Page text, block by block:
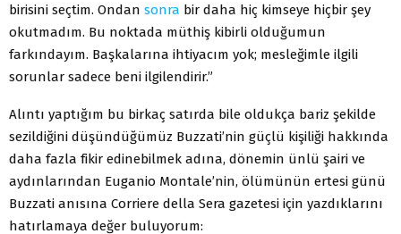
birisini seçtim. Ondan sonra bir daha hiç kimseye hiçbir şey
okutmadım. Bu noktada müthiş kibirli olduğumun
farkındayım. Başkalarına ihtiyacım yok; mesleğimle ilgili
sorunlar sadece beni ilgilendirir.”
Alıntı yaptığım bu birkaç satırda bile oldukça bariz şekilde
sezildiğini düşündüğümüz Buzzati’nin güçlü kişiliği hakkında
daha fazla fikir edinebilmek adına, dönemin ünlü şairi ve
aydınlarından Euganio Montale’nin, ölümünün ertesi günü
Buzzati anısına Corriere della Sera gazetesi için yazdıklarını
hatırlamaya değer buluyorum: